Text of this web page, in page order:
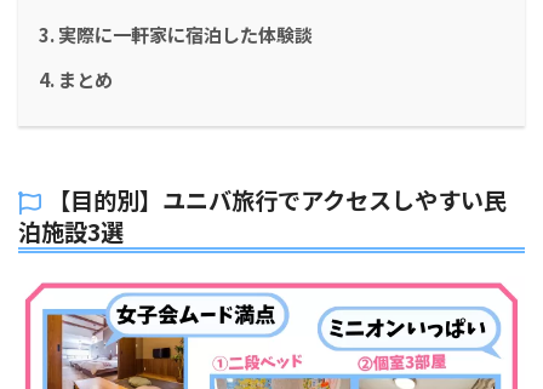
実際に一軒家に宿泊した体験談
まとめ
【目的別】ユニバ旅行でアクセスしやすい民
泊施設3選